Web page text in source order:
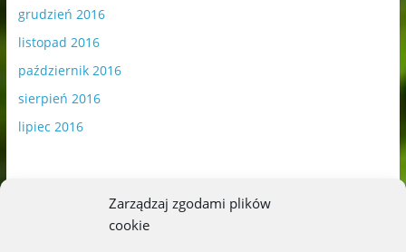
Zarządzaj zgodami plików
cookie
grudzień 2016
listopad 2016
październik 2016
sierpień 2016
lipiec 2016